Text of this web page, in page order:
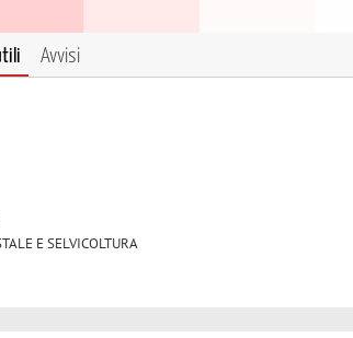
Avvisi
E SELVICOLTURA